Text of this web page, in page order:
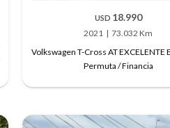
USD 18.990
2021
73.032 Km
Volkswagen T-Cross AT EXCELENTE
Permuta / Financia